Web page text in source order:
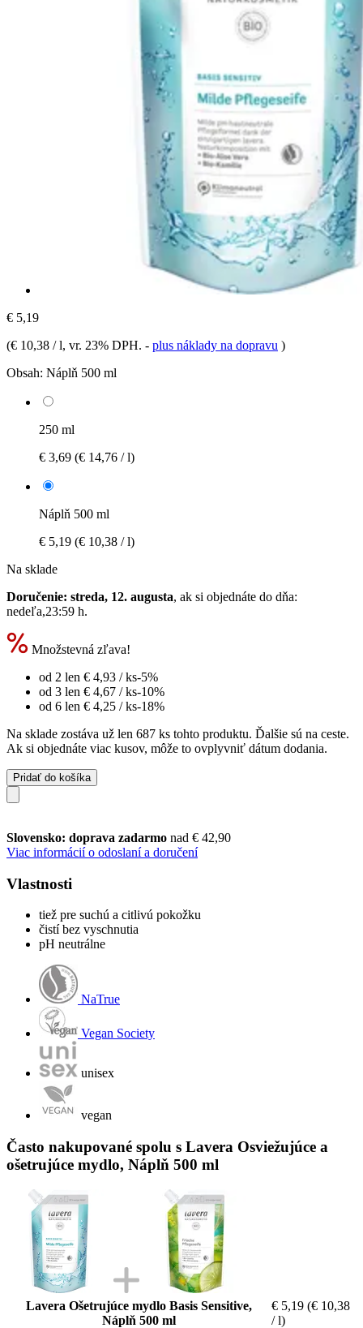
€ 5,19
(€ 10,38 / l, vr. 23% DPH. - plus náklady na dopravu )
Obsah: Náplň 500 ml
250 ml
€ 3,69 (€ 14,76 / l)
Náplň 500 ml
€ 5,19 (€ 10,38 / l)
Na sklade
Doručenie: streda, 12. augusta, ak si objednáte do dňa:
nedeľa,23:59 h.
Množstevná zľava!
od 2 len € 4,93 / ks-5%
od 3 len € 4,67 / ks-10%
od 6 len € 4,25 / ks-18%
Na sklade zostáva už len 687 ks tohto produktu. Ďalšie sú na ceste.
Ak si objednáte viac kusov, môže to ovplyvniť dátum dodania.
Pridať do košíka
Slovensko: doprava zadarmo nad € 42,90
Viac informácií o odoslaní a doručení
Vlastnosti
tiež pre suchú a citlivú pokožku
čistí bez vyschnutia
pH neutrálne
NaTrue
Vegan Society
unisex
vegan
Často nakupované spolu s Lavera Osviežujúce a
ošetrujúce mydlo, Náplň 500 ml
Lavera Ošetrujúce mydlo Basis Sensitive,
Náplň 500 ml
€ 5,19 (€ 10,38
/ l)